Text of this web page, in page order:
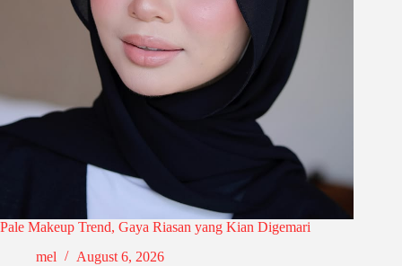
Pale Makeup Trend, Gaya Riasan yang Kian Digemari
mel
August 6, 2026